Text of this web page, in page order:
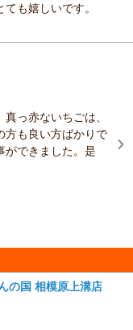
も嬉しいです。
っ赤ないちごは、
方も良い方ばかりで
ができました。是
の国 相模原上溝店